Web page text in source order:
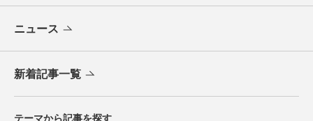
ニュース
新着記事一覧
テーマから記事を探す